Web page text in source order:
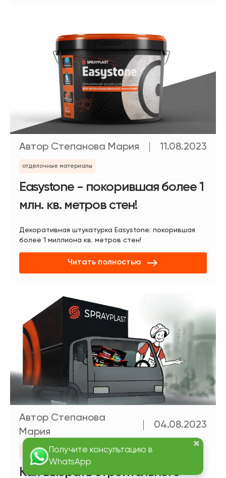
Автор Степанова Мария 11.08.2023
отделочные материалы
Easystone - покорившая более 1
млн. кв. метров стен!
Декоративная штукатурка Easystone: покорившая
более 1 миллиона кв. метров стен!
Читать полностью
Автор Степанова
Мария
04.08.2023
статьи
Как выбрать строительного